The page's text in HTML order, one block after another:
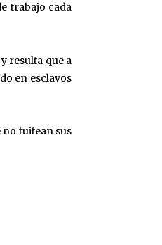
trabajo cada
resulta que a
en esclavos
no tuitean sus